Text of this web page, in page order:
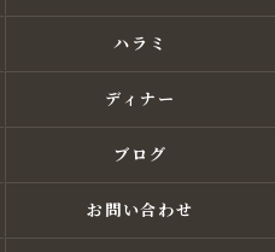
ハラミ
ディナー
ブログ
お問い合わせ